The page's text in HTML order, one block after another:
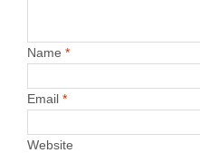
Name *
Email *
Website